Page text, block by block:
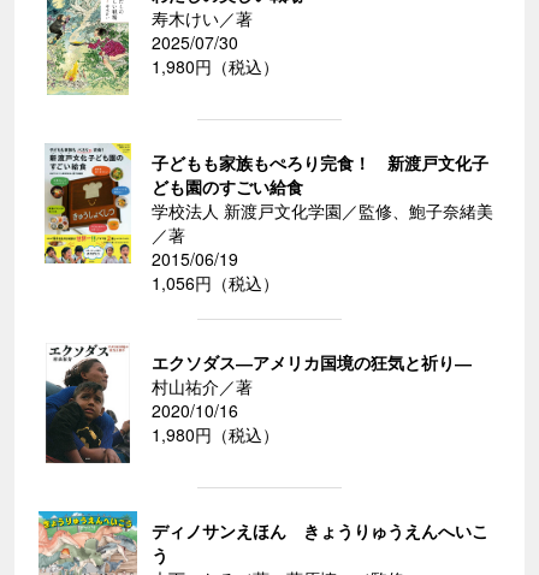
寿木けい／著
2025/07/30
1,980円（税込）
子どもも家族もぺろり完食！ 新渡戸文化子
ども園のすごい給食
学校法人 新渡戸文化学園／監修、鮑子奈緒美
／著
2015/06/19
1,056円（税込）
エクソダス―アメリカ国境の狂気と祈り―
村山祐介／著
2020/10/16
1,980円（税込）
ディノサンえほん きょうりゅうえんへいこ
う